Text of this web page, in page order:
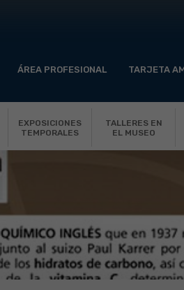
ÁREA PROFESIONAL TARJETA
EXPOSICIONES
TEMPORALES
TALLERES EN
EL MUSEO